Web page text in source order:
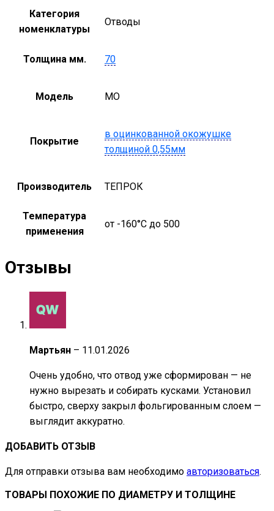
Категория
номенклатуры
Отводы
Толщина мм. 70
Модель MO
Покрытие
в оцинкованной окожушке
толщиной 0,55мм
Производитель ТЕПРОК
Температура
применения
от -160°С до 500
Отзывы
Мартьян – 11.01.2026
Очень удобно, что отвод уже сформирован — не
нужно вырезать и собирать кусками. Установил
быстро, сверху закрыл фольгированным слоем —
выглядит аккуратно.
ДОБАВИТЬ ОТЗЫВ
Для отправки отзыва вам необходимо авторизоваться.
ТОВАРЫ ПОХОЖИЕ ПО ДИАМЕТРУ И ТОЛЩИНЕ